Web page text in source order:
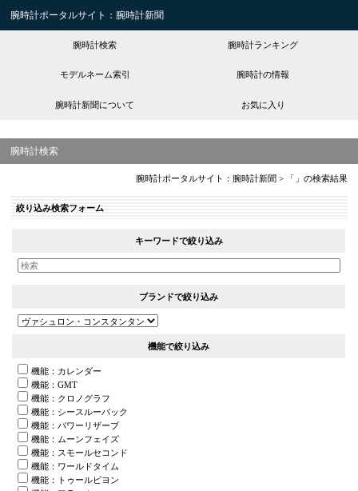
腕時計ポータルサイト：腕時計新聞
腕時計検索 腕時計ランキング
モデルネーム索引 腕時計の情報
腕時計新聞について お気に入り
腕時計検索
腕時計ポータルサイト：腕時計新聞 > 「」の検索結果
絞り込み検索フォーム
キーワードで絞り込み
ブランドで絞り込み
機能で絞り込み
機能：カレンダー
機能：GMT
機能：クロノグラフ
機能：シースルーバック
機能：パワーリザーブ
機能：ムーンフェイズ
機能：スモールセコンド
機能：ワールドタイム
機能：トゥールビヨン